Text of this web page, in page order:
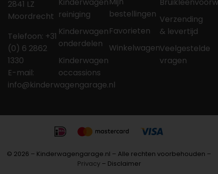
2841 LZ
Moordrecht
Telefoon: +31
(0) 6 2862
1330
E-mail:
info@kinderwagengarage.nl
Kinderwagen
reiniging
Kinderwagen
onderdelen
Kinderwagen
occassions
bestellingen
Favorieten
Winkelwagen
Verzending
& levertijd
Veelgestelde
vragen
© 2026 – Kinderwagengarage.nl – Alle rechten voorbehouden –
Privacy– Disclaimer